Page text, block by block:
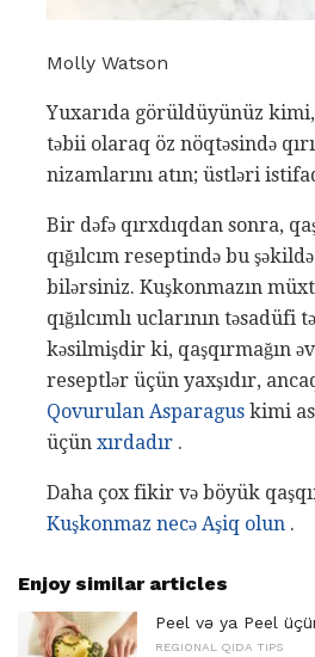
Molly Watson
Yuxarıda görüldüyünüz kimi,
təbii olaraq öz nöqtəsində
nizamlarını atın; üstləri
Bir dəfə qırxdıqdan sonra,
qığılcım reseptində bu
bilərsiniz. Kuşkonmazın
qığılcımlı uclarının təsadüfi
kəsilmişdir ki, qaşqırmağın
reseptlər üçün yaxşıdır,
Qovurulan Asparagus kimi
üçün xırdadır .
Daha çox fikir və böyük
Kuşkonmaz necə Aşiq olun .
Enjoy similar articles
Peel və ya Peel
REGIONAL QIDA TIPS